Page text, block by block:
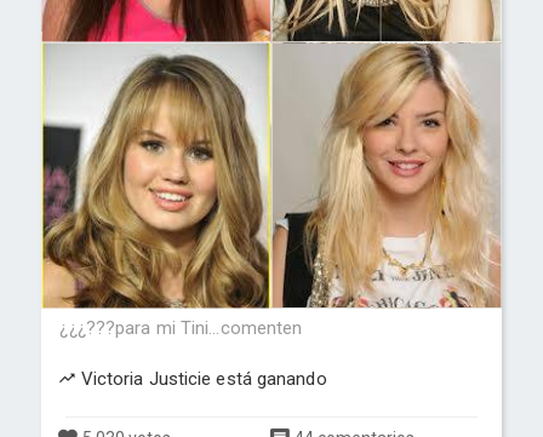
¿¿¿???para mi Tini...comenten
Victoria Justicie está ganando